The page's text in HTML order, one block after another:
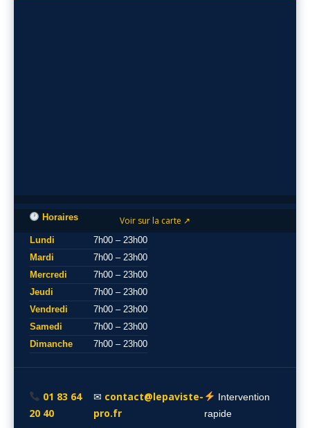
Voir sur la carte ↗
Horaires
Lundi
7h00 – 23h00
Mardi
7h00 – 23h00
Mercredi
7h00 – 23h00
Jeudi
7h00 – 23h00
Vendredi
7h00 – 23h00
Samedi
7h00 – 23h00
Dimanche
7h00 – 23h00
01 83 64
20 40
✉ contact@lepaviste-
pro.fr
Intervention
rapide